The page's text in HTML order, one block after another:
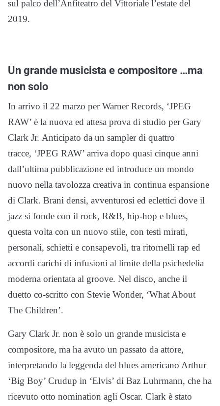
sul palco dell’Anfiteatro del Vittoriale l’estate del
2019.
Un grande musicista e compositore …ma
non solo
In arrivo il 22 marzo per Warner Records, ‘JPEG
RAW’ è la nuova ed attesa prova di studio per Gary
Clark Jr. Anticipato da un sampler di quattro
tracce, ‘JPEG RAW’ arriva dopo quasi cinque anni
dall’ultima pubblicazione ed introduce un mondo
nuovo nella tavolozza creativa in continua espansione
di Clark. Brani densi, avventurosi ed eclettici dove il
jazz si fonde con il rock, R&B, hip-hop e blues,
questa volta con un nuovo stile, con testi mirati,
personali, schietti e consapevoli, tra ritornelli rap ed
accordi carichi di infusioni al limite della psichedelia
moderna orientata al groove. Nel disco, anche il
duetto co-scritto con Stevie Wonder, ‘What About
The Children’.
Gary Clark Jr. non è solo un grande musicista e
compositore, ma ha avuto un passato da attore,
interpretando la leggenda del blues americano Arthur
‘Big Boy’ Crudup in ‘Elvis’ di Baz Luhrmann, che ha
ricevuto otto nomination agli Oscar. Clark è stato